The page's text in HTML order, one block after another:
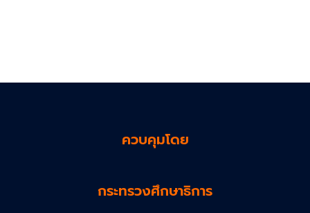
ควบคุมโดย
กระทรวงศึกษาธิการ